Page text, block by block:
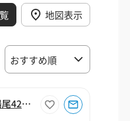
地図表示
【福井県南条郡南越前町】南条郡南越前町湯尾424坪工場